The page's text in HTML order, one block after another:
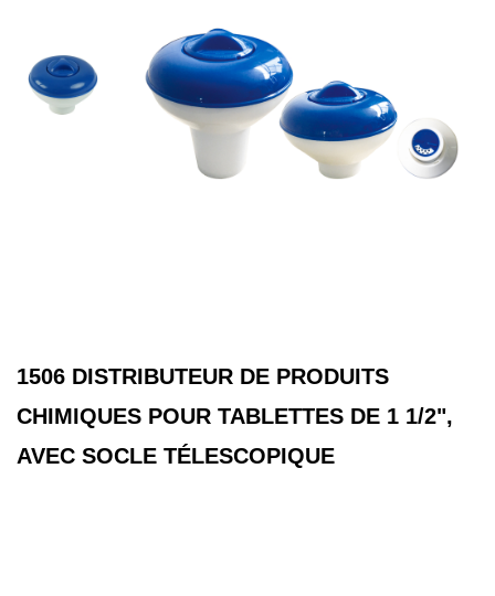
1506 DISTRIBUTEUR DE PRODUITS
CHIMIQUES POUR TABLETTES DE 1 1/2",
AVEC SOCLE TÉLESCOPIQUE